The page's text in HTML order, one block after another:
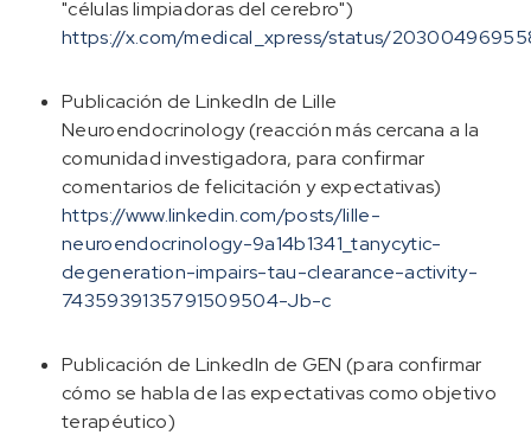
"células limpiadoras del cerebro")
https://x.com/medical_xpress/status/
Publicación de LinkedIn de Lille
Neuroendocrinology (reacción más cercana a la
comunidad investigadora, para confirmar
comentarios de felicitación y expectativas)
https://www.linkedin.com/posts/lille-
neuroendocrinology-9a14b1341_tanycytic-
degeneration-impairs-tau-clearance-activity-
7435939135791509504-Jb-c
Publicación de LinkedIn de GEN (para confirmar
cómo se habla de las expectativas como objetivo
terapéutico)